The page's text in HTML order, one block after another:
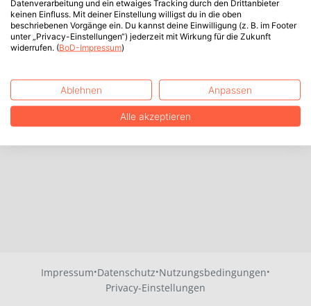
Impressum·Datenschutz·Nutzungsbedingungen·
Privacy-Einstellungen
Datenverarbeitung und ein etwaiges Tracking durch den Drittanbieter
keinen Einfluss. Mit deiner Einstellung willigst du in die oben
beschriebenen Vorgänge ein. Du kannst deine Einwilligung (z. B. im Footer
unter „Privacy-Einstellungen“) jederzeit mit Wirkung für die Zukunft
widerrufen. (BoD-Impressum)
Ablehnen Anpassen
Alle akzeptieren